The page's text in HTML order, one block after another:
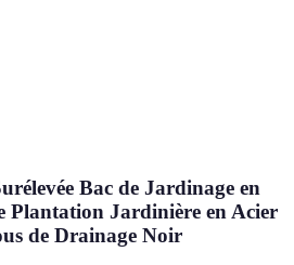
Bac de Jardinage en
Plantation Jardinière en Acier
de Drainage Noir